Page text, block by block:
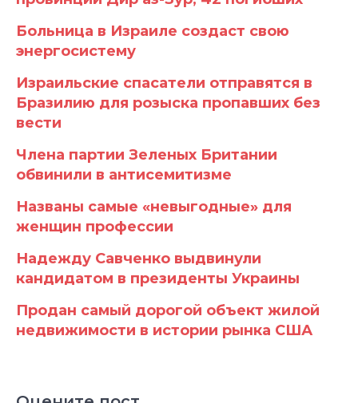
Больница в Израиле создаст свою
энергосистему
Израильские спасатели отправятся в
Бразилию для розыска пропавших без
вести
Члена партии Зеленых Британии
обвинили в антисемитизме
Названы самые «невыгодные» для
женщин профессии
Надежду Савченко выдвинули
кандидатом в президенты Украины
Продан самый дорогой объект жилой
недвижимости в истории рынка США